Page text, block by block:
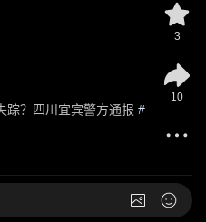
踪？四川宜宾警方通报 #
3
10